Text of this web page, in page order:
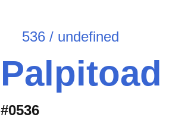
536 / undefined
Palpitoad
#0536